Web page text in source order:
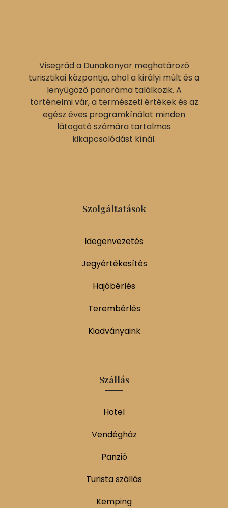
Visegrád a Dunakanyar meghatározó
turisztikai központja, ahol a királyi múlt és a
lenyűgöző panoráma találkozik. A
történelmi vár, a természeti értékek és az
egész éves programkínálat minden
látogató számára tartalmas
kikapcsolódást kínál.
Szolgáltatások
Idegenvezetés
Jegyértékesítés
Hajóbérlés
Terembérlés
Kiadványaink
Szállás
Hotel
Vendégház
Panzió
Turista szállás
Kemping